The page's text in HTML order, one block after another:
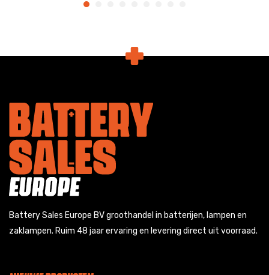
Battery Sales Europe BV groothandel in batterijen, lampen en
zaklampen. Ruim 48 jaar ervaring en levering direct uit voorraad.